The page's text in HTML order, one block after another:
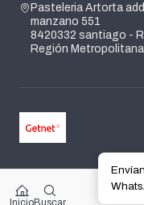
InicioBuscar
Pasteleria Artorta
manzano 551
8420332 santiago -
Región
2026 Pasteleria Artorta.
Todos los derechos